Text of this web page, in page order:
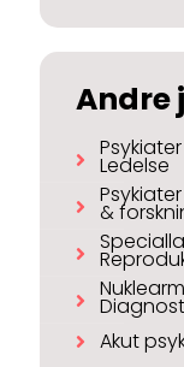
Andre
Ledelse
&
Akut